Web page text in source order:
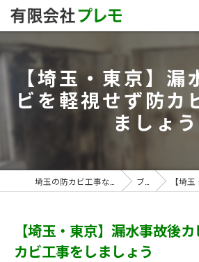
【埼玉・東京】漏
ビを軽視せず防カ
ましょう
ブログ 【埼玉・東
【埼玉・東京】漏水事故後
カビ工事をしましょう